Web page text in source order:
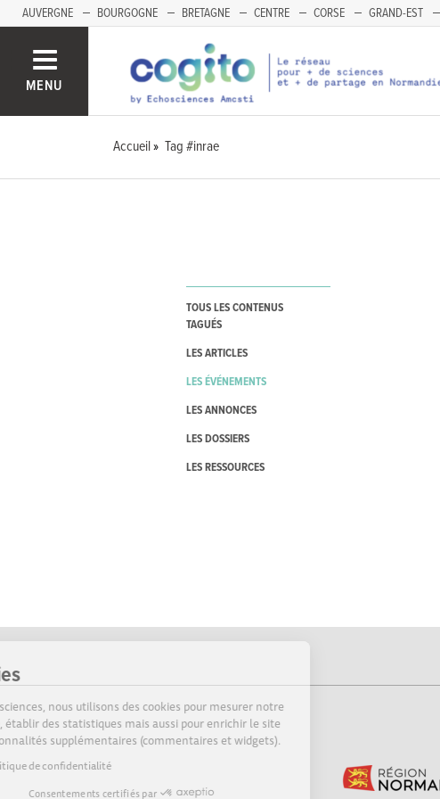
Sur Echosciences, nous utilisons des cookies pour mesurer notre
audience, établir des statistiques mais aussi pour enrichir le site
de fonctionnalités supplémentaires (commentaires et widgets).
Lire la politique de confidentialité
Consentements certifiés par
AUVERGNE BOURGOGNE BRETAGNE CENTRE CORSE GRAND-EST
MENU
Accueil Tag #inrae
TOUS LES CONTENUS
TAGUÉS
LES ARTICLES
LES ÉVÉNEMENTS
LES ANNONCES
LES DOSSIERS
LES RESSOURCES